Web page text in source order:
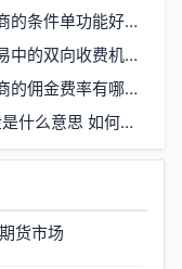
哪家券商的条件单功能好用如何开户选择指南
股票交易中的双向收费机制详解
不同券商的佣金费率有哪些差异
万1佣金是什么意思 如何计算股票交易费用
货市场